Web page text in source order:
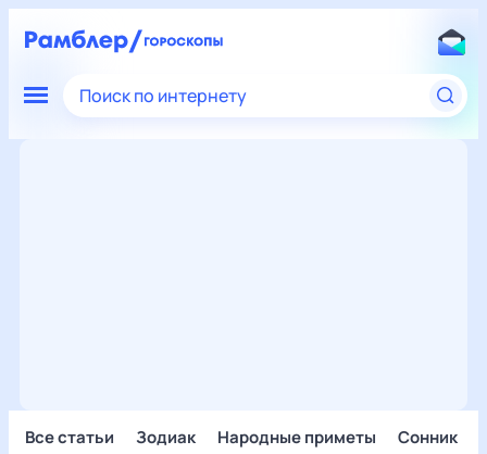
Поиск по интернету
Все статьи Зодиак Народные приметы Сонник